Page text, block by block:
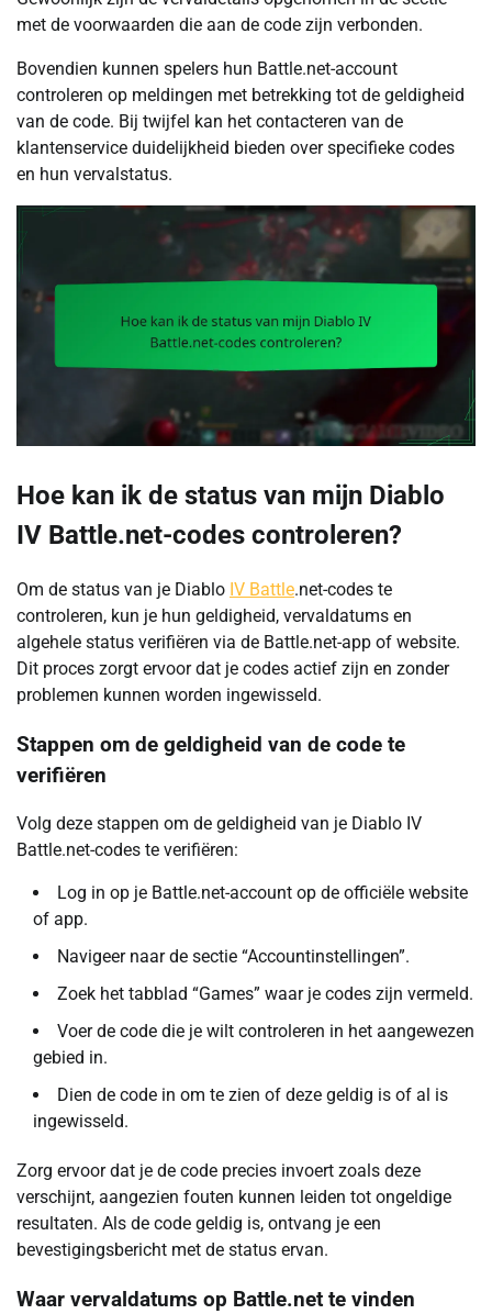
met de voorwaarden die aan de code zijn verbonden.
Bovendien kunnen spelers hun Battle.net-account
controleren op meldingen met betrekking tot de geldigheid
van de code. Bij twijfel kan het contacteren van de
klantenservice duidelijkheid bieden over specifieke codes
en hun vervalstatus.
Hoe kan ik de status van mijn Diablo
IV Battle.net-codes controleren?
Om de status van je Diablo IV Battle.net-codes te
controleren, kun je hun geldigheid, vervaldatums en
algehele status verifiëren via de Battle.net-app of website.
Dit proces zorgt ervoor dat je codes actief zijn en zonder
problemen kunnen worden ingewisseld.
Stappen om de geldigheid van de code te
verifiëren
Volg deze stappen om de geldigheid van je Diablo IV
Battle.net-codes te verifiëren:
Log in op je Battle.net-account op de officiële website
of app.
Navigeer naar de sectie “Accountinstellingen”.
Zoek het tabblad “Games” waar je codes zijn vermeld.
Voer de code die je wilt controleren in het aangewezen
gebied in.
Dien de code in om te zien of deze geldig is of al is
ingewisseld.
Zorg ervoor dat je de code precies invoert zoals deze
verschijnt, aangezien fouten kunnen leiden tot ongeldige
resultaten. Als de code geldig is, ontvang je een
bevestigingsbericht met de status ervan.
Waar vervaldatums op Battle.net te vinden